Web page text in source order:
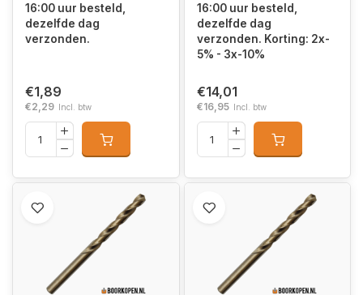
16:00 uur besteld,
dezelfde dag
verzonden.
€1,89
€2,29 Incl. btw
16:00 uur besteld,
dezelfde dag
verzonden. Korting: 2x-
5% - 3x-10%
€14,01
€16,95 Incl. btw